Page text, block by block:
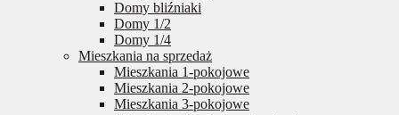
Domy bliźniaki
Domy 1/2
Domy 1/4
Mieszkania na sprzedaż
Mieszkania 1-pokojowe
Mieszkania 2-pokojowe
Mieszkania 3-pokojowe